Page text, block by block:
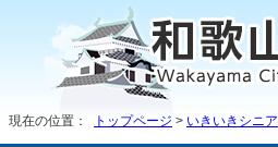
現在の位置： トップページ > いきいきシニア